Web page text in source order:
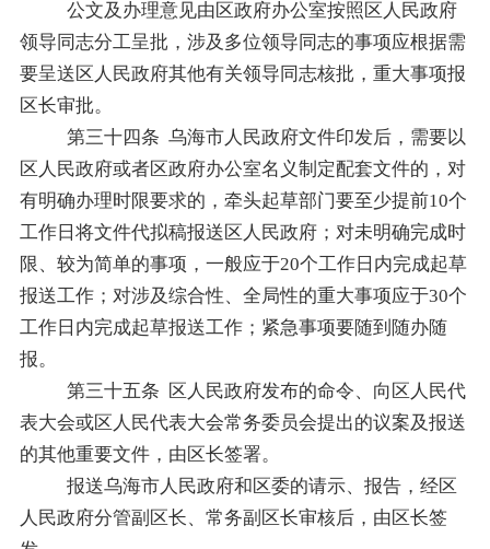
公文及办理意见由区政府办公室按照区人民政府
领导同志分工呈批，涉及多位领导同志的事项应根据需
要呈送区人民政府其他有关领导同志核批，重大事项报
区长审批。
第三十四条 乌海市人民政府文件印发后，需要以
区人民政府或者区政府办公室名义制定配套文件的，对
有明确办理时限要求的，牵头起草部门要至少提前10个
工作日将文件代拟稿报送区人民政府；对未明确完成时
限、较为简单的事项，一般应于20个工作日内完成起草
报送工作；对涉及综合性、全局性的重大事项应于30个
工作日内完成起草报送工作；紧急事项要随到随办随
报。
第三十五条
区人民政府发布的命令、向区人民代
表大会或区人民代表大会常务委员会提出的议案及报送
的其他重要文件，由 区长签署。
报送乌海市人民政府和区委的请示、报告，经区
人民政府分管副区长、常务副区长审核后，由区长签